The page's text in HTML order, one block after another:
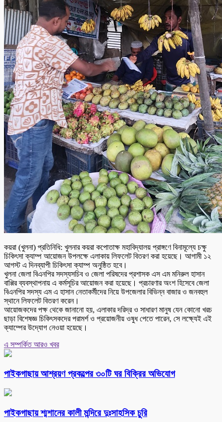
কয়রা (খুলনা) প্রতিনিধি: খুলনার কয়রা কপোতাক্ষ মহাবিদ্যালয় প্রাঙ্গণে বিনামূল্যে চক্ষু
চিকিৎসা ক্যাম্প আয়োজন উপলক্ষে এলাকায় লিফলেট বিতরণ করা হয়েছে। আগামী ১২
আগস্ট এ দিনব্যাপী চিকিৎসা ক্যাম্প অনুষ্ঠিত হবে।
খুলনা জেলা বিএনপির সদস্যসচিব ও জেলা পরিষদের প্রশাসক এস এম মনিরুল হাসান
বাপ্পির ব্যবস্থাপনায় এ কর্মসূচির আয়োজন করা হয়েছে। প্রচারণার অংশ হিসেবে জেলা
বিএনপির সদস্য এম এ হাসান নেতাকর্মীদের নিয়ে উপজেলার বিভিন্ন বাজার ও জনবহুল
স্থানে লিফলেট বিতরণ করেন।
আয়োজকদের পক্ষ থেকে জানানো হয়, এলাকার দরিদ্র ও সাধারণ মানুষ যেন কোনো খরচ
ছাড়া বিশেষজ্ঞ চিকিৎসকদের পরামর্শ ও প্রয়োজনীয় ওষুধ পেতে পারেন, সে লক্ষ্যেই এই
ক্যাম্পের উদ্যোগ নেওয়া হয়েছে।
এ সম্পর্কিত আরও খবর
পাইকগাছায় আশ্রয়ণ প্রকল্পের ৩০টি ঘর বিক্রির অভিযোগ
পাইকগাছায় শ্মশানের কালী মন্দিরে দুঃসাহসিক চুরি